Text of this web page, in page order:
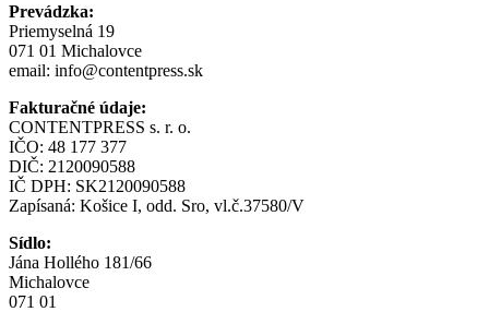
Prevádzka:
Priemyselná 19
071 01 Michalovce
email: info@contentpress.sk
Fakturačné údaje:
CONTENTPRESS s. r. o.
IČO: 48 177 377
DIČ: 2120090588
IČ DPH: SK2120090588
Zapísaná: Košice I, odd. Sro, vl.č.37580/V
Sídlo:
Jána Hollého 181/66
Michalovce
071 01